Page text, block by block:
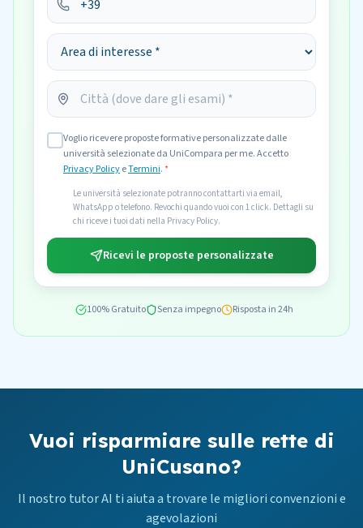
Voglio ricevere proposte formative personalizzate dalle
università selezionate da UniCompara per me. Accetto
Privacy PolicyeTermini.*
Le università selezionate potranno contattarti via email,
WhatsApp o telefono. Revochi quando vuoi con 1 click. Dettagli su
chi riceve i tuoi dati nella Privacy Policy.
Ricevi le proposte personalizzate
100% Gratuito Senza impegno Risposta in 24h
Vuoi risparmiare sulle rette di
UniCusano?
Il nostro tutor AI ti aiuta a trovare le migliori convenzioni e
agevolazioni